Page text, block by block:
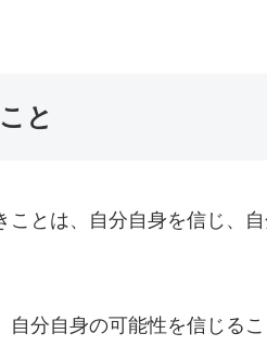
と
ことは、自分自身を信じ、
自分自身の可能性を信じる